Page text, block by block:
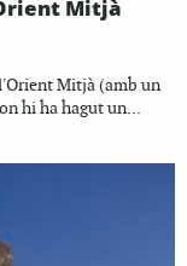
Mitjà
Mitjà (amb un
hi ha hagut un...